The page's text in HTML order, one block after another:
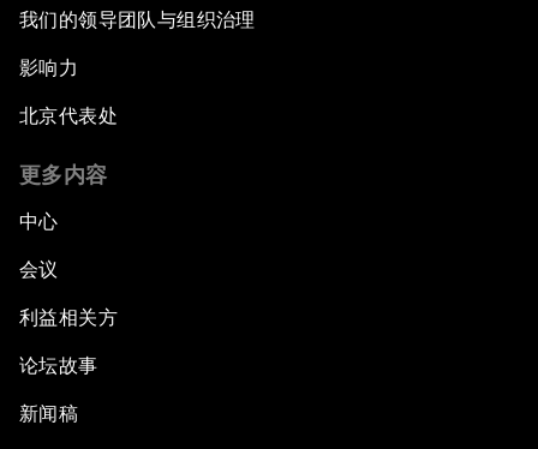
我们的领导团队与组织治理
影响力
北京代表处
更多内容
中心
会议
利益相关方
论坛故事
新闻稿